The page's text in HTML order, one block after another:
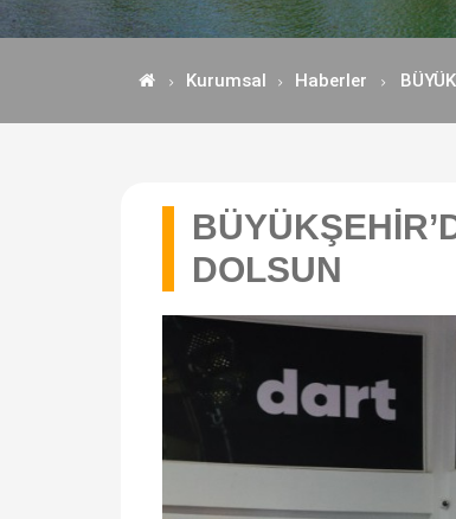
Kurumsal Haberler
DOLSUN